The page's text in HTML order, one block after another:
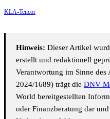
KLA-Tencor
Hinweis: Dieser Artikel
erstellt und redaktionell
Verantwortung im Sinne
2024/1689) trägt die DNV
World bereitgestellten
oder Finanzberatung dar